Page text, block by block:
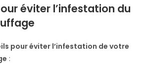
éviter l’infestation du
pour éviter l’infestation de votre
: